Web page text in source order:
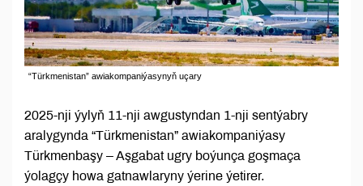
“Türkmenistan” awiakompaniýasynyň uçary
2025-nji ýylyň 11-nji awgustyndan 1-nji sentýabry
aralygynda “Türkmenistan” awiakompaniýasy
Türkmenbaşy – Aşgabat ugry boýunça goşmaça
ýolagçy howa gatnawlaryny ýerine ýetirer.